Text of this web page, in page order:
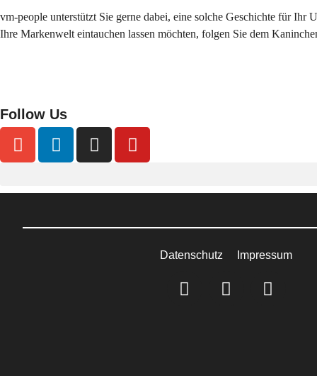
vm-people unterstützt Sie gerne dabei, eine solche Geschichte für
Ihre Markenwelt eintauchen lassen möchten, folgen Sie dem
Follow Us
Datenschutz Impressum